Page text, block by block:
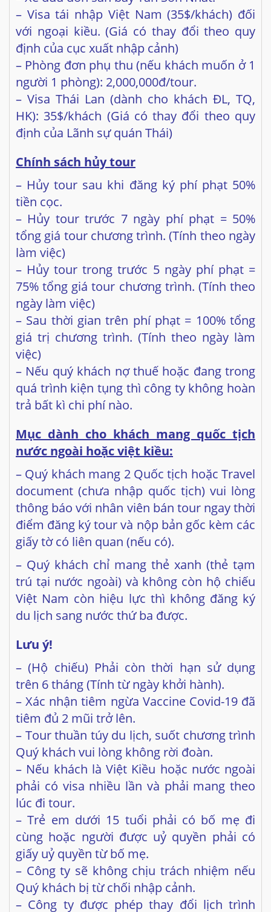
– Phòng đơn phụ thu (nếu khách muốn ở 1
người 1 phòng): 2,000,000đ/tour.
– Visa Thái Lan (dành cho khách ĐL, TQ,
HK): 35$/khách (Giá có thay đổi theo quy
định củaLãnh sự quán Thái)
Chính sách hủy tour
– Hủy tour sau khi đăng ký phí phạt 50%
– Hủy tour trước 7 ngày phí phạt = 50%
tổng giá tour chương trình. (Tính theo ngày
làm việc)
– Hủy tour trong trước 5 ngày phí phạt =
75% tổng giá tour chương trình. (Tính theo
ngày làm
– Sau thời gian trên phí phạt = 100% tổng
giá trị chương trình. (Tính theo ngày làm
việc)
– Nếu quý khách nợ thuế hoặc đang trong
quá trình kiện tụng thì công ty không hoàn
trả bất kì chi phí nào.
Mục dành cho khách mang quốc tịch
nước ngoài hoặc việt kiều:
document (chưa nhập quốc tịch) vui lòng
thông báo với nhân viên bán tour ngay thời
điểm đăng ký tour và nộp bản gốc kèm các
giấy tờ có liên quan(nếu có).
– Quý khách chỉ mang thẻ xanh (thẻ tạm
trú tại nước ngoài) và không còn hộ chiếu
Việt Nam còn hiệu lực thì không đăng ký
du lịch sang nước thứ ba được.
Lưu ý!
– (Hộ chiếu) Phải còn thời hạn sử dụng
– Xác nhận tiêm ngừa Vaccine Covid-19 đã
tiêm đủ 2 mũi trở lên.
– Tour thuần túy du lịch, suốt chương trình
Quý khách vui lòng không rời đoàn.
– Nếu khách là Việt Kiều hoặc nước ngoài
phải có visa nhiều lần và phải mang theo
lúc đi tour.
– Trẻ em dưới 15 tuổi phải có bố mẹ đi
cùng hoặc người được uỷ quyền phải có
giấy uỷ quyền từ bố mẹ.
– Công ty sẽ không chịu trách nhiệm nếu
Quý khách bị từ chối nhập cảnh.
– Công ty được phép thay đổi lịch trình
chuyến đi, sử dụng các hãng hàng không
thay thế nhưngvẫn đảm bảo tham quan
đầy đủ các tuyến điểm theo chương trình.